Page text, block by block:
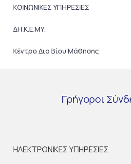
ΚΟΙΝΩΝΙΚΕΣ ΥΠΗΡΕΣΙΕΣ
ΔΗ.Κ.Ε.ΜΥ.
Κέντρο Δια Βίου Μάθησης
Γρήγοροι
ΗΛΕΚΤΡΟΝΙΚΕΣ ΥΠΗΡΕΣΙΕΣ